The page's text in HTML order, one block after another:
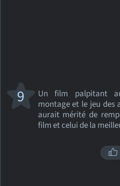
Un film palpitant
montage et le jeu des
aurait mérité de
film et celui de la
9